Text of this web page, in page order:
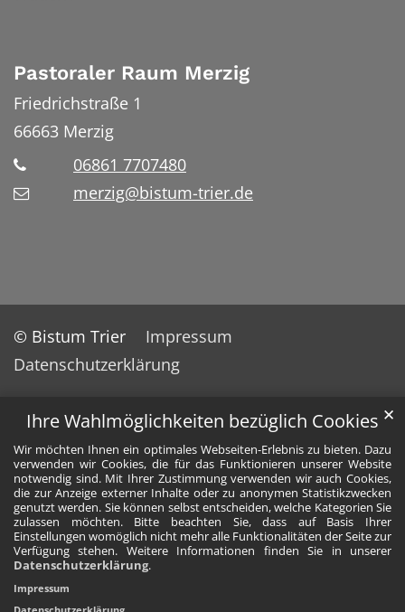
Ihre Wahlmöglichkeiten bezüglich Cookies
Wir möchten Ihnen ein optimales Webseiten-Erlebnis zu bieten. Dazu
verwenden wir Cookies, die für das Funktionieren unserer Website
notwendig sind. Mit Ihrer Zustimmung verwenden wir auch Cookies,
die zur Anzeige externer Inhalte oder zu anonymen Statistikzwecken
genutzt werden. Sie können selbst entscheiden, welche Kategorien Sie
zulassen möchten. Bitte beachten Sie, dass auf Basis Ihrer
Einstellungen womöglich nicht mehr alle Funktionalitäten der Seite zur
Verfügung stehen. Weitere Informationen finden Sie in unserer
Datenschutzerklärung.
✕
Impressum
Pastoraler Raum Merzig
Friedrichstraße 1
66663 Merzig
06861 7707480
merzig@bistum-trier.de
© Bistum Trier
Impressum
Datenschutzerklärung